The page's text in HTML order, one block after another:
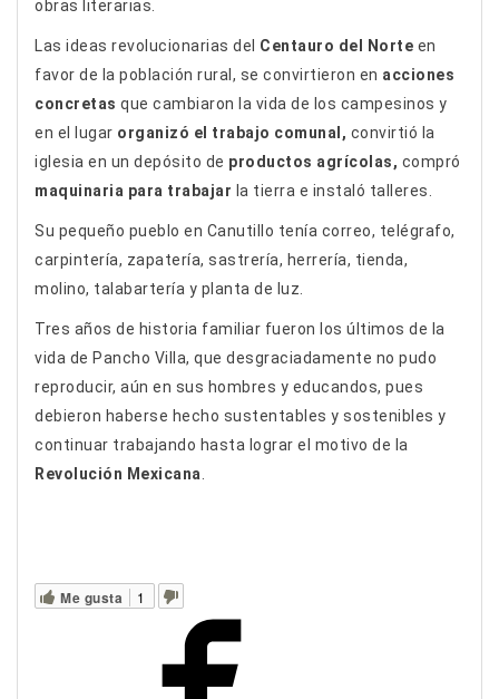
obras literarias.
Las ideas revolucionarias del Centauro del Norte en
favor de la población rural, se convirtieron en acciones
concretas que cambiaron la vida de los campesinos y
en el lugar organizó el trabajo comunal, convirtió la
iglesia en un depósito de productos agrícolas, compró
maquinaria para trabajar la tierra e instaló talleres.
Su pequeño pueblo en Canutillo tenía correo, telégrafo,
carpintería, zapatería, sastrería, herrería, tienda,
molino, talabartería y planta de luz.
Tres años de historia familiar fueron los últimos de la
vida de Pancho Villa, que desgraciadamente no pudo
reproducir, aún en sus hombres y educandos, pues
debieron haberse hecho sustentables y sostenibles y
continuar trabajando hasta lograr el motivo de la
Revolución Mexicana.
Me gusta 1